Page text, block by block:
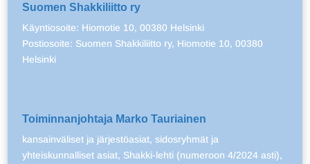
Suomen Shakkiliitto ry
Käyntiosoite: Hiomotie 10, 00380 Helsinki
Postiosoite: Suomen Shakkiliitto ry, Hiomotie 10, 00380
Helsinki
Toiminnanjohtaja Marko Tauriainen
kansainväliset ja järjestöasiat, sidosryhmät ja
yhteiskunnalliset asiat, Shakki-lehti (numeroon 4/2024 asti),